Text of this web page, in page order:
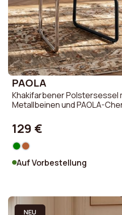
PAOLA
Khakifarbener Polstersessel
Metallbeinen und PAOLA-
129 €
Auf Vorbestellung
NEU